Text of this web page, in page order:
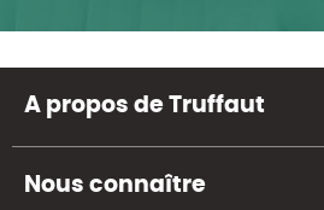
A propos de Truffaut
Nous connaître